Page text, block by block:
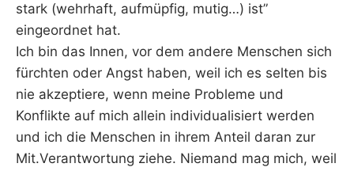
stark (wehrhaft, aufmüpfig, mutig…) ist”
eingeordnet hat.
Ich bin das Innen, vor dem andere Menschen sich
fürchten oder Angst haben, weil ich es selten bis
nie akzeptiere, wenn meine Probleme und
Konflikte auf mich allein individualisiert werden
und ich die Menschen in ihrem Anteil daran zur
Mit.Verantwortung ziehe. Niemand mag mich, weil